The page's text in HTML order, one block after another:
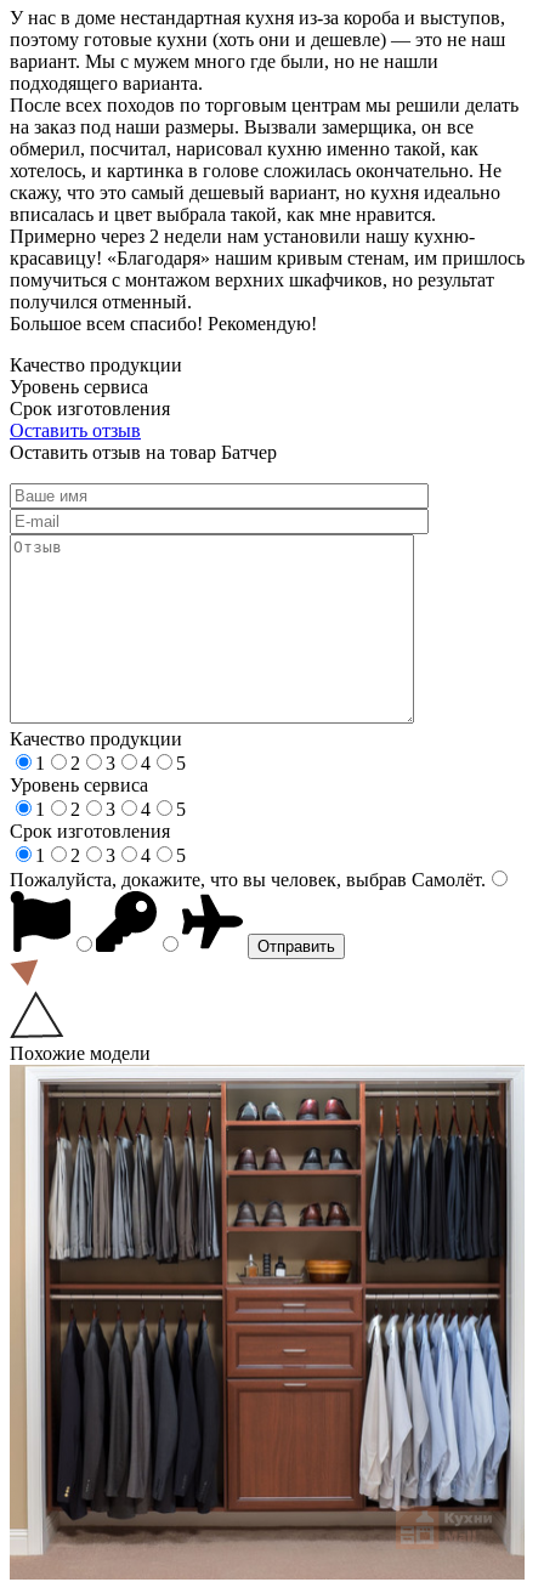
У нас в доме нестандартная кухня из-за короба и выступов,
поэтому готовые кухни (хоть они и дешевле) — это не наш
вариант. Мы с мужем много где были, но не нашли
подходящего варианта.
После всех походов по торговым центрам мы решили делать
на заказ под наши размеры. Вызвали замерщика, он все
обмерил, посчитал, нарисовал кухню именно такой, как
хотелось, и картинка в голове сложилась окончательно. Не
скажу, что это самый дешевый вариант, но кухня идеально
вписалась и цвет выбрала такой, как мне нравится.
Примерно через 2 недели нам установили нашу кухню-
красавицу! «Благодаря» нашим кривым стенам, им пришлось
помучиться с монтажом верхних шкафчиков, но результат
получился отменный.
Большое всем спасибо! Рекомендую!
Качество продукции
Уровень сервиса
Срок изготовления
Оставить отзыв
Оставить отзыв на товар Батчер
Качество продукции
1
2 3 4
5
Уровень сервиса
1
2 3 4
5
Срок изготовления
1
2 3 4
5
Пожалуйста, докажите, что вы человек, выбрав Самолёт.
Похожие модели